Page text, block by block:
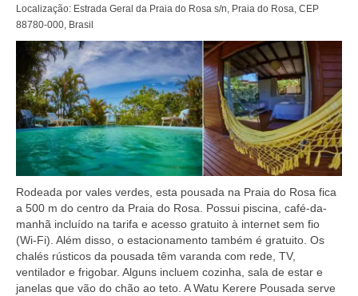
Localização: Estrada Geral da Praia do Rosa s/n, Praia do Rosa, CEP
88780-000, Brasil
Rodeada por vales verdes, esta pousada na Praia do Rosa fica
a 500 m do centro da Praia do Rosa. Possui piscina, café-da-
manhã incluído na tarifa e acesso gratuito à internet sem fio
(Wi-Fi). Além disso, o estacionamento também é gratuito. Os
chalés rústicos da pousada têm varanda com rede, TV,
ventilador e frigobar. Alguns incluem cozinha, sala de estar e
janelas que vão do chão ao teto. A Watu Kerere Pousada serve